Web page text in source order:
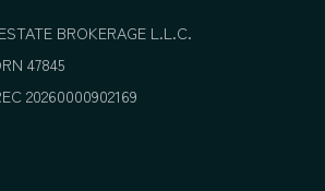
BROKERAGE L.L.C.
47845
20260000902169